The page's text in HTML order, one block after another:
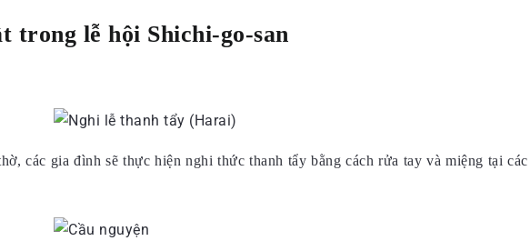
trong lễ hội Shichi-go-san
các gia đình sẽ thực hiện nghi thức thanh tẩy bằng cách rửa tay và miệng tại